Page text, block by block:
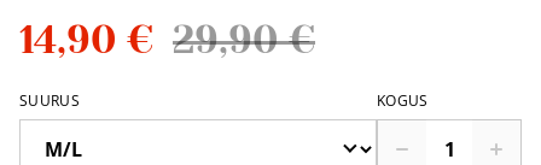
14,90 € 29,90 €
SUURUS KOGUS